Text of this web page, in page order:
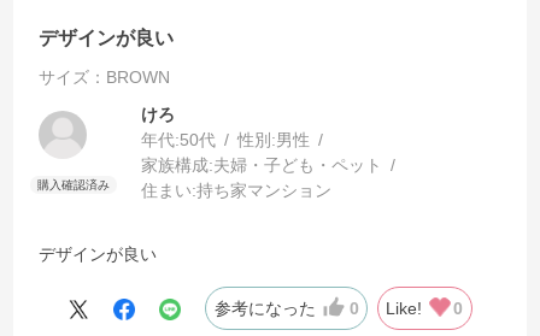
デザインが良い
サイズ：BROWN
けろ
年代:50代 性別:男性
家族構成:夫婦・子ども・ペット
住まい:持ち家マンション
デザインが良い
参考になった 0 Like! 0